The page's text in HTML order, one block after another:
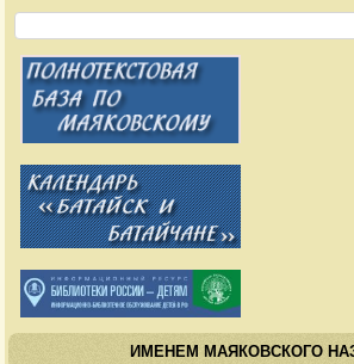
ИМЕНЕМ МАЯКОВСКОГО